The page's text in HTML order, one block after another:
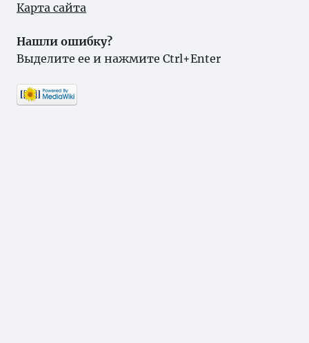
Карта сайта
Нашли ошибку?
Выделите ее и нажмите Ctrl+Enter